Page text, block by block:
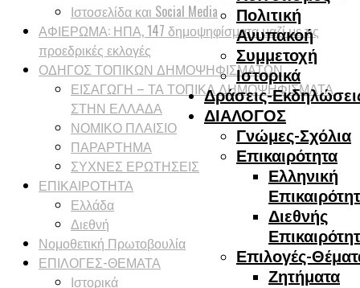
Πολιτική
Ανυπακοή
Συμμετοχή
Ιστορικά
Δράσεις-
ΔΙΑΛΟΓΟΣ
Γνώμες-Σχόλια
Επικαιρότητα
Ελληνική
Διεθνής
Επιλογές-
Ζητήματα
Ιστοσελίδα και Social Media
ΑΦΙΕΡΩΜΑ: ΗΠΑ, 147 δημοψηφίσματα μαζί με τις
προεδρικές εκλογές
ΟΔΗΓΟΣ ΤΟΠΙΚΩΝ ΔΗΜΟΨΗΦΙΣΜΑΤΩΝ
ΕΙΣΑΓΩΓΗ – ΤΑ ΤΟΠΙΚΑ ΔΗΜΟΨΗΦΙΣΜΑΤΑ
ΣΤΗΝ ΕΛΛΑΔΑ
ΝΟΜΙΚΟ ΠΛΑΙΣΙΟ
ΠΑΡΑΡΤΗΜΑ
ΣΥΧΝΕΣ ΕΡΩΤΗΣΕΙΣ
ΕΠΙΚΑΙΡΟΤΗΤΑ
Ελλάδα
Διεθνή
Νομοθετική Πρωτοβουλία
ΕΠΙΛΟΓΕΣ-ΘΕΜΑΤΑ
Ιστορικά